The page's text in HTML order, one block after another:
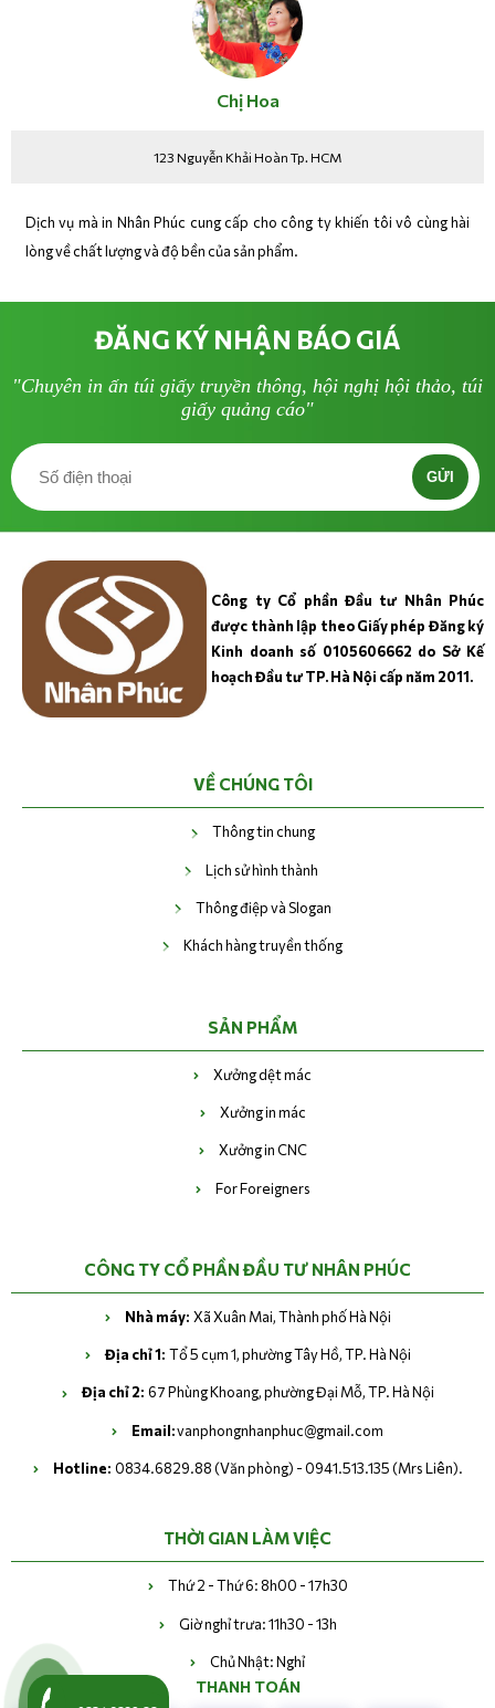
Chị Hoa
123 Nguyễn Khải Hoàn Tp. HCM
Dịch vụ mà in Nhân Phúc cung cấp cho công ty khiến tôi vô cùng hài
lòng về chất lượng và độ bền của sản phẩm.
ĐĂNG KÝ NHẬN BÁO GIÁ
"Chuyên in ấn túi giấy truyền thông, hội nghị hội thảo, túi
giấy quảng cáo"
GỬI
Công ty Cổ phần Đầu tư Nhân Phúc
được thành lập theo Giấy phép Đăng ký
Kinh doanh số 0105606662 do Sở Kế
hoạch Đầu tư TP. Hà Nội cấp năm 2011.
VỀ CHÚNG TÔI
Thông tin chung
Lịch sử hình thành
Thông điệp và Slogan
Khách hàng truyền thống
SẢN PHẨM
Xưởng dệt mác
Xưởng in mác
Xưởng in CNC
For Foreigners
CÔNG TY CỔ PHẦN ĐẦU TƯ NHÂN PHÚC
Nhà máy:Xã Xuân Mai, Thành phố Hà Nội
Địa chỉ 1:Tổ 5 cụm 1, phường Tây Hồ, TP. Hà Nội
Địa chỉ 2:67 Phùng Khoang, phường Đại Mỗ, TP. Hà Nội
Email:vanphongnhanphuc@gmail.com
Hotline: 0834.6829.88 (Văn phòng) - 0941.513.135 (Mrs Liên).
THỜI GIAN LÀM VIỆC
Thứ 2 - Thứ 6: 8h00 - 17h30
Giờ nghỉ trưa: 11h30 - 13h
Chủ Nhật: Nghỉ
THANH TOÁN